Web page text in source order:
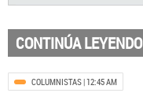
CONTINÚA LEYENDO
COLUMNISTAS| 12:45 AM